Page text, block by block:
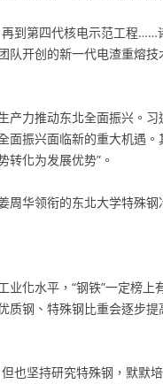
到第四代核电示范工程
队开创的新一代电渣重熔
产力推动东北全面振兴。
面振兴面临新的重大机遇
转化为发展优势”。
周华领衔的东北大学特殊钢
业化水平，“钢铁”一定榜
质钢、特殊钢比重会逐步
也坚持研究特殊钢，默默